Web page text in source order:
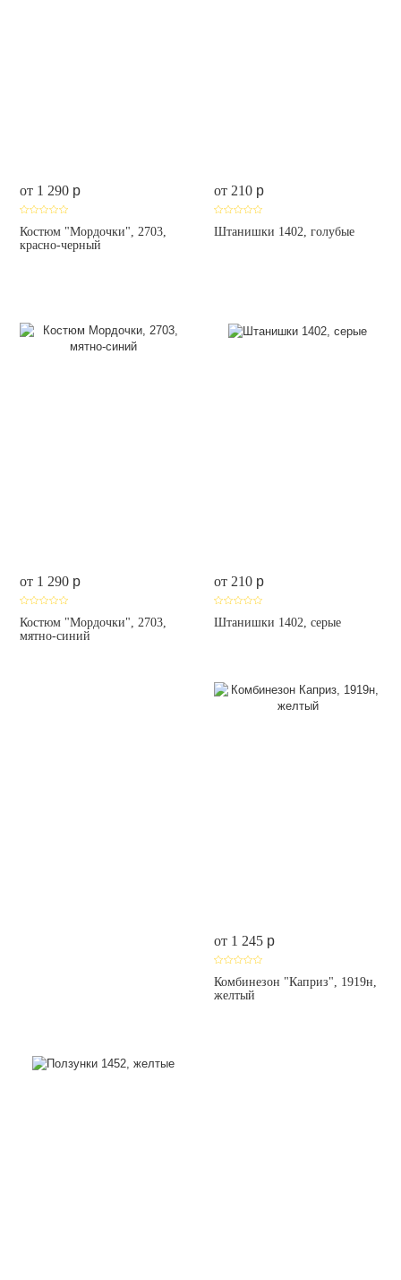
от 1 290 p
Костюм "Мордочки", 2703,
красно-черный
от 210 p
Штанишки 1402, голубые
от 1 290 p
Костюм "Мордочки", 2703,
мятно-синий
от 210 p
Штанишки 1402, серые
от 1 245 p
Комбинезон "Каприз", 1919н,
желтый